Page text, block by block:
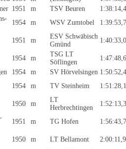
1951 m TSV Beuren
1954 m WSV Zumtobel
1951 m
ESV Schwäbisch
Gmünd
1954 m
TSG LT
Söflingen
1954 m SV Hörvelsingen
1954 m TV Steinheim
1950 m
LT
Herbrechtingen
1951 m TG Hofen
1950 m LT Bellamont